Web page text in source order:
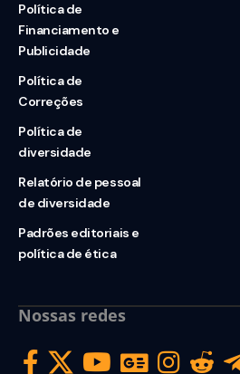
Política de
Financiamento e
Publicidade
Política de
Correções
Política de
diversidade
Relatório de pessoal
de diversidade
Padrões editoriais e
política de ética
Nossas redes